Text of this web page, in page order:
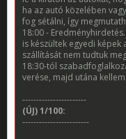
ha az autó közelében
fog sétálni, így
18:00 -
is készültek egyedi
szállítását nem tudtuk
18:30-tól
verése, majd utána
-----------------------
(ÚJ) 1/100:
------------------------